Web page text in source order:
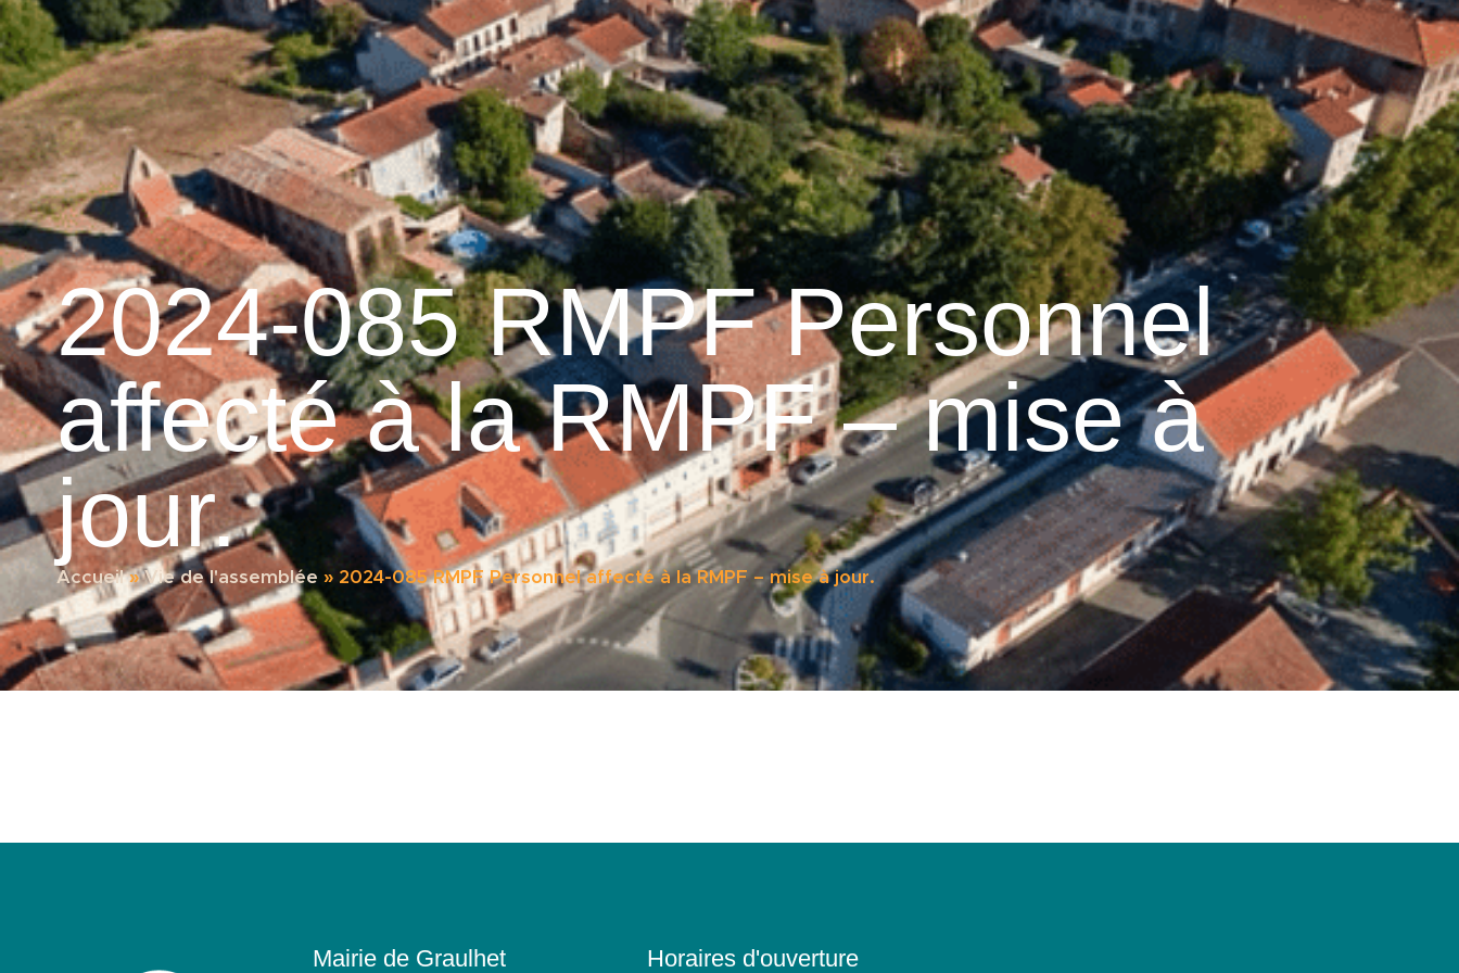
principal
Graulhet et le cuir Accueil Découvrir Graulhet Vie municipale Graulhet au quotidien Services pratiques 13 °C
2024-085 RMPF Personnel
affecté à la RMPF – mise à
jour.
Accueil»Vie de l'assemblée » 2024-085 RMPF Personnel affecté à la RMPF – mise à jour.
Mairie de Graulhet Horaires d'ouverture